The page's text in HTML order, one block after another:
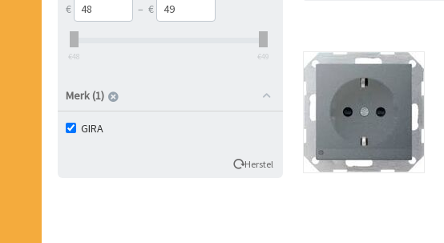
€ – €
‎€48 ‎€49
Merk (1)
GIRA
Herstel